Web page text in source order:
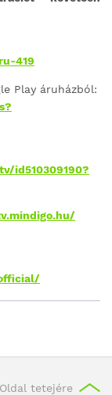
419
Play áruházból:
id510309190?
Oldal tetejére